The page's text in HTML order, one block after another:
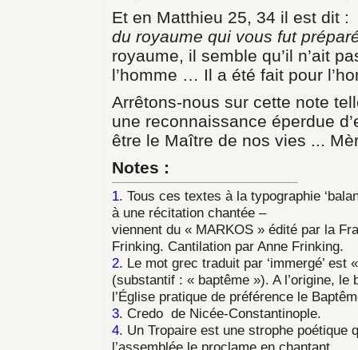
Et en Matthieu 25, 34 il est dit :
du royaume qui vous fut
royaume, il semble qu’il n’ait
l’homme … Il a été fait pour
Arrêtons-nous sur cette note
une reconnaissance éperdue
être le Maître de nos vies ...
Notes :
1. Tous ces textes à la typographie
à une récitation chantée –
viennent du « MARKOS » édité par la
Frinking. Cantilation par Anne Frinking.
2. Le mot grec traduit par ‘immergé’
(substantif : « baptême »). A l’origine,
l’Église pratique de préférence le
3. Credo de Nicée-Constantinople.
4. Un Tropaire est une strophe poétique
l’assemblée le proclame en chantant.